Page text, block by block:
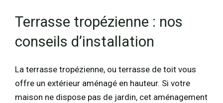
Terrasse tropézienne : nos
conseils d’installation
La terrasse tropézienne, ou terrasse de toit vous
offre un extérieur aménagé en hauteur. Si votre
maison ne dispose pas de jardin, cet aménagement